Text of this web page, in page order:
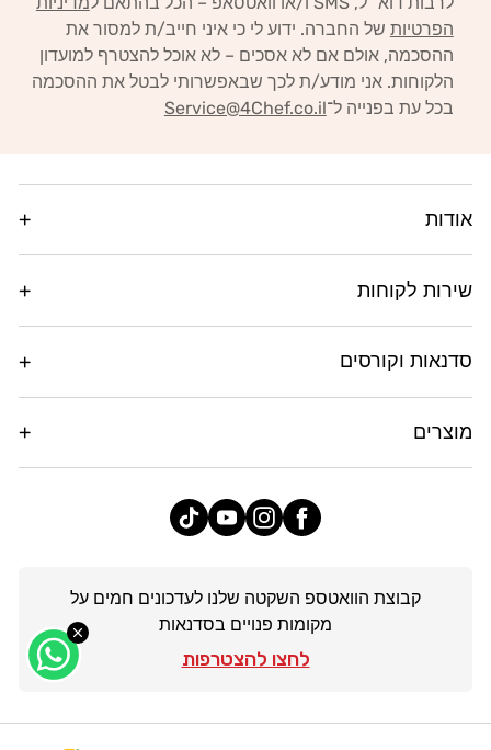
הפרטיות של החברה. ידוע לי כי איני חייב/ת למסור את
ההסכמה, אולם אם לא אסכים – לא אוכל להצטרף למועדון
הלקוחות. אני מודע/ת לכך שבאפשרותי לבטל את ההסכמה
בכל עת בפנייה ל־Service@4Chef.co.il
פייסבוקאינסטגרם
יוטיובטיק
קבוצת הוואטספ השקטה שלנו לעדכונים חמים על
מקומות פנויים בסדנאות
לחצו להצטרפות
אודות
שירות לקוחות
סדנאות וקורסים
מוצרים